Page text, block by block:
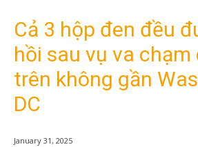
Cả 3 hộp đen đều
hồi sau vụ va
trên không gần
DC
January 31, 2025